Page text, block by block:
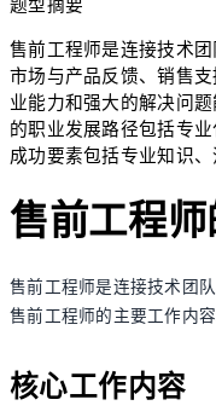
售前工程师是连接技术
市场与产品反馈、销售
业能力和强大的解决问
的职业发展路径包括专
成功要素包括专业知识
售前工程
售前工程师是连接技术团
售前工程师的主要工作内容
核心工作内容